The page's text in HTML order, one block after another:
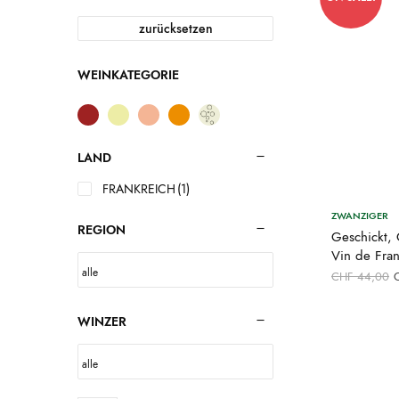
zurücksetzen
WEINKATEGORIE
LAND
FRANKREICH (1)
REGION
WINZER
ZWANZIGER
Geschickt,
Vin de
CHF44,00